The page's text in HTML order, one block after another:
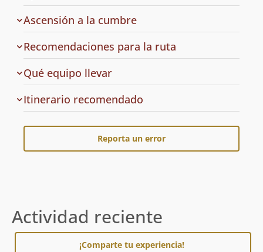
Ascensión a la cumbre
Recomendaciones para la ruta
Qué equipo llevar
Cuál
es
Itinerario recomendado
Reporta un error
Actividad reciente
¡Comparte tu experiencia!